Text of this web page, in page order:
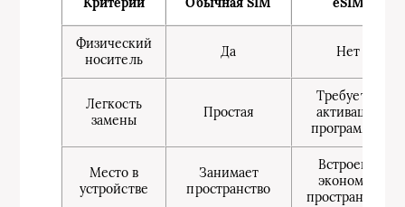
Физический
носитель
Да Нет
Легкость
замены
Простая
Требуется
активация
программно
Место в
устройстве
Занимает
пространство
Встроена,
экономит
пространство